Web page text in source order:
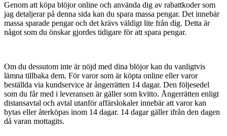
Genom att köpa blöjor online och använda dig av rabattkoder som
jag detaljerar på denna sida kan du spara massa pengar. Det innebär
massa sparade pengar och det krävs väldigt lite från dig. Detta är
något som du önskar gjordes tidigare för att spara pengar.
Om du dessutom inte är nöjd med dina blöjor kan du vanligtvis
lämna tillbaka dem. För varor som är köpta online eller varor
beställda via kundservice är ångerrätten 14 dagar. Den följesedel
som du får med i leveransen är gäller som kvitto. Ångerrätten enligt
distansavtal och avtal utanför affärslokaler innebär att varor kan
bytas eller återköpas inom 14 dagar. 14 dagar gäller ifrån den dagen
då varan mottagits.